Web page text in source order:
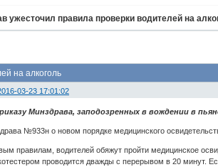
ужесточил правила проверки водителей на
на алкоголь
03-23 17:01:02
Минздрава, заподозренных в вождении в
№933н о новом порядке медицинского
правилам, водителей обяжут пройти медицинское
проводится дважды с перерывом в 20 минут.